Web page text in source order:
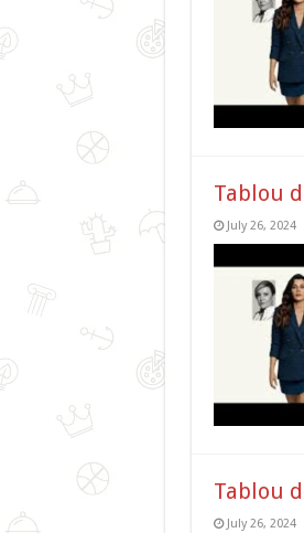
Tablou
July 26, 2024
Tablou
July 26, 2024